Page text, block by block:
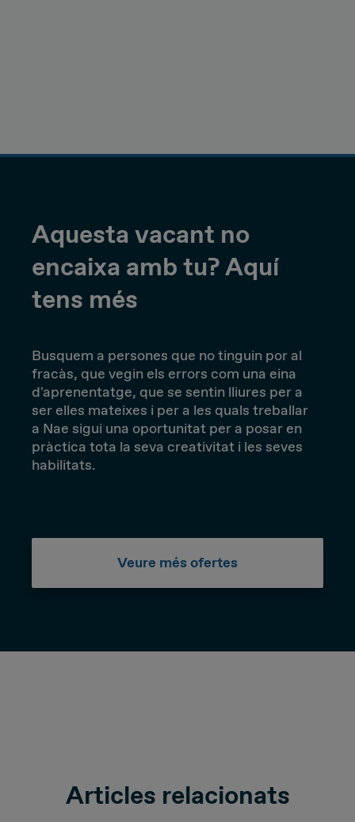
Aquesta vacant no
encaixa amb tu? Aquí
tens més
Busquem a persones que no tinguin por al
fracàs, que vegin els errors com una eina
d'aprenentatge, que se sentin lliures per a
ser elles mateixes i per a les quals treballar
a Nae sigui una oportunitat per a posar en
pràctica tota la seva creativitat i les seves
habilitats.
Veure més ofertes
Articles relacionats